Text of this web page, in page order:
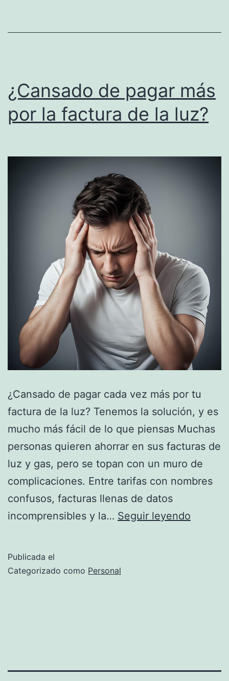
¿Cansado de pagar más
por la factura de la luz?
¿Cansado de pagar cada vez más por tu
factura de la luz? Tenemos la solución, y es
mucho más fácil de lo que piensas Muchas
personas quieren ahorrar en sus facturas de
luz y gas, pero se topan con un muro de
complicaciones. Entre tarifas con nombres
confusos, facturas llenas de datos
incomprensibles y la… Seguir leyendo
luz?
Publicada el
Categorizado como Personal